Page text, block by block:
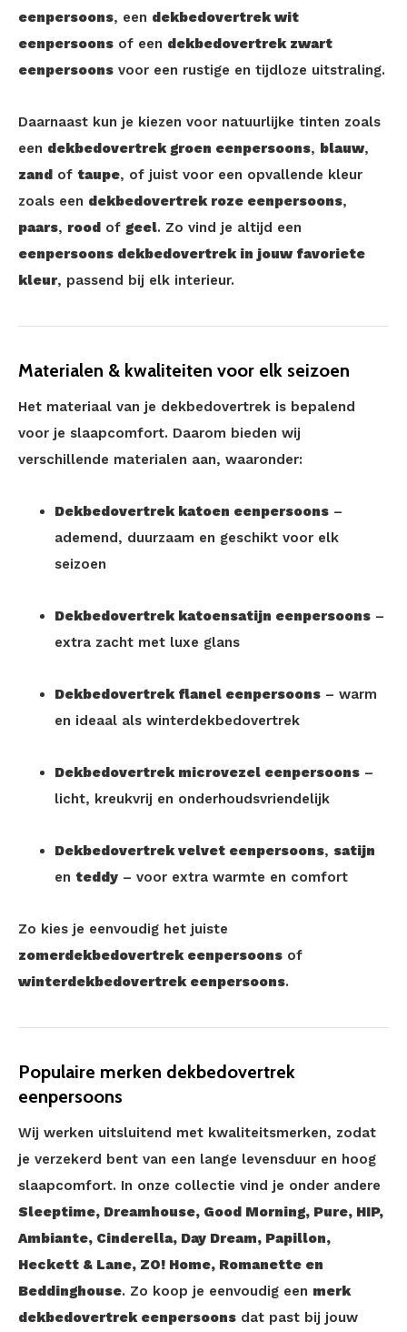
eenpersoons, een dekbedovertrek wit
eenpersoons of een dekbedovertrek zwart
eenpersoons voor een rustige en tijdloze uitstraling.
Daarnaast kun je kiezen voor natuurlijke tinten zoals
een dekbedovertrek groen eenpersoons, blauw,
zand of taupe, of juist voor een opvallende kleur
zoals een dekbedovertrek roze eenpersoons,
paars, rood of geel. Zo vind je altijd een
eenpersoons dekbedovertrek in jouw favoriete
kleur, passend bij elk interieur.
Materialen & kwaliteiten voor elk seizoen
Het materiaal van je dekbedovertrek is bepalend
voor je slaapcomfort. Daarom bieden wij
verschillende materialen aan, waaronder:
Dekbedovertrek katoen eenpersoons –
ademend, duurzaam en geschikt voor elk
seizoen
Dekbedovertrek katoensatijn eenpersoons –
extra zacht met luxe glans
Dekbedovertrek flanel eenpersoons – warm
en ideaal als winterdekbedovertrek
Dekbedovertrek microvezel eenpersoons –
licht, kreukvrij en onderhoudsvriendelijk
Dekbedovertrek velvet eenpersoons, satijn
en teddy – voor extra warmte en comfort
Zo kies je eenvoudig het juiste
zomerdekbedovertrek eenpersoons of
winterdekbedovertrek eenpersoons.
Populaire merken dekbedovertrek
eenpersoons
Wij werken uitsluitend met kwaliteitsmerken, zodat
je verzekerd bent van een lange levensduur en hoog
slaapcomfort. In onze collectie vind je onder andere
Sleeptime, Dreamhouse, Good Morning, Pure, HIP,
Ambiante, Cinderella, Day Dream, Papillon,
Heckett & Lane, ZO! Home, Romanette en
Beddinghouse. Zo koop je eenvoudig een merk
dekbedovertrek eenpersoons dat past bij jouw